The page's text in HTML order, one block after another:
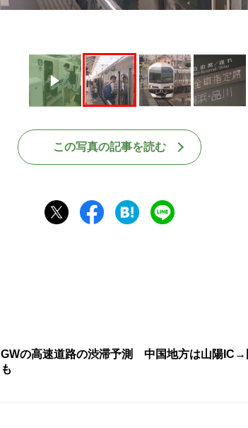
この写真の記事を読む
GWの高速道路の渋滞予測 中国地方は山陽IC→
も